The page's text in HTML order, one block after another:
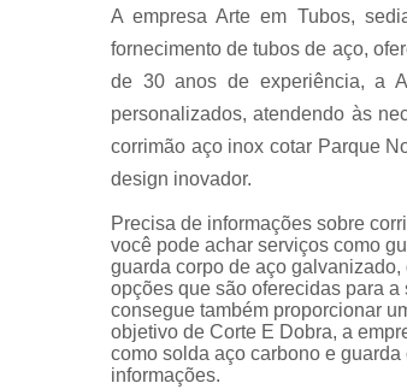
A empresa Arte em Tubos,
fornecimento de tubos de aço,
de 30 anos de experiência, a
personalizados, atendendo às
corrimão aço inox cotar Parque
design inovador.
Precisa de informações sobre
você pode achar serviços como
guarda corpo de aço
opções que são oferecidas para
consegue também proporcionar
objetivo de Corte E Dobra, a
como solda aço carbono e
informações.